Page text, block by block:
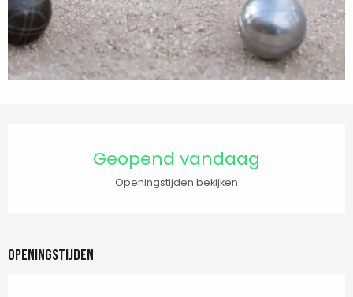
Geopend vandaag
Openingstijden bekijken
Openingstijden